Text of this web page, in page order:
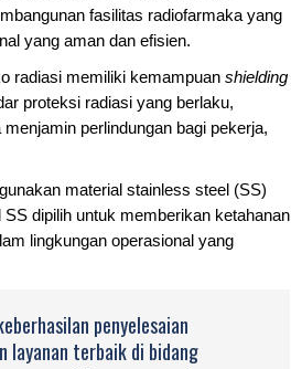
fasilitas radiofarmaka yang
yang aman dan efisien.
radiasi memiliki kemampuan shielding
proteksi radiasi yang berlaku,
perlindungan bagi pekerja,
material stainless steel (SS)
dipilih untuk memberikan ketahanan
lingkungan operasional yang
penyelesaian
layanan terbaik di bidang